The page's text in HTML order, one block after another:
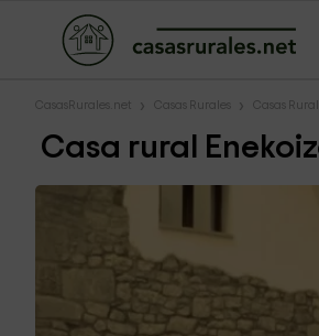
CasasRurales.net Casas Rurales Casas
Casa rural